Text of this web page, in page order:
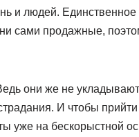
и людей. Единственное
сами продажные,
они же не
И чтобы прийти
уже на бескорыстной